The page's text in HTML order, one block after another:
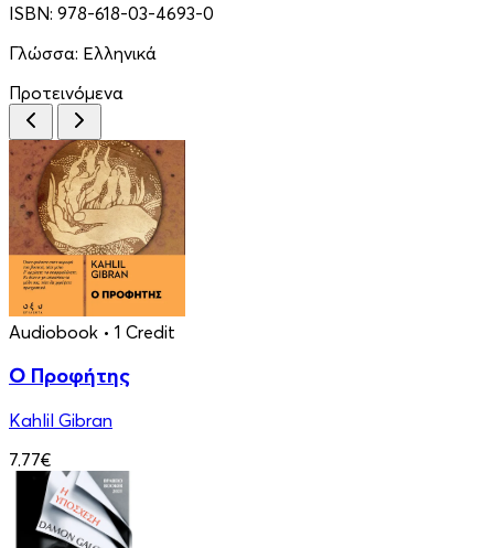
ISBN: 978-618-03-4693-0
Γλώσσα: Ελληνικά
Προτεινόμενα
Audiobook • 1 Credit
Ο Προφήτης
Kahlil Gibran
7.77€